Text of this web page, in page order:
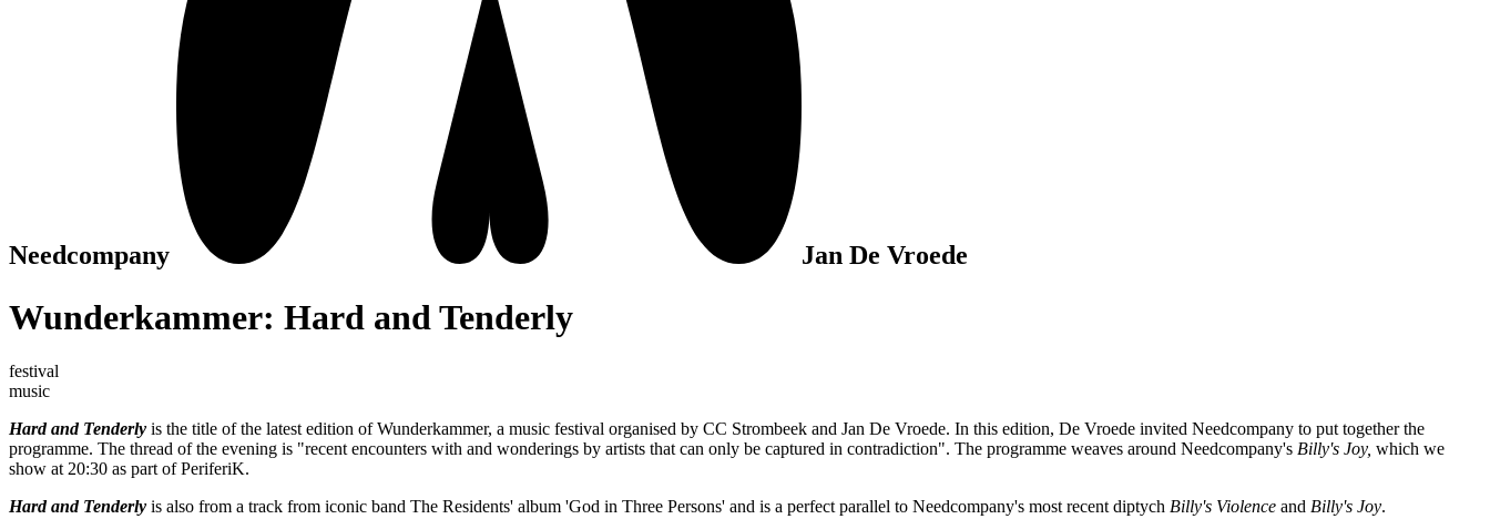
Needcompany Jan De Vroede
Wunderkammer: Hard and Tenderly
festival
music
Hard and Tenderly is the title of the latest edition of Wunderkammer, a music festival organised by CC Strombeek and Jan De Vroede. In this edition, De Vroede invited Needcompany to put together the
programme. The thread of the evening is "recent encounters with and wonderings by artists that can only be captured in contradiction". The programme weaves around Needcompany's Billy's Joy, which we
show at 20:30 as part of PeriferiK.
Hard and Tenderly is also from a track from iconic band The Residents' album 'God in Three Persons' and is a perfect parallel to Needcompany's most recent diptych Billy's Violence and Billy's Joy.